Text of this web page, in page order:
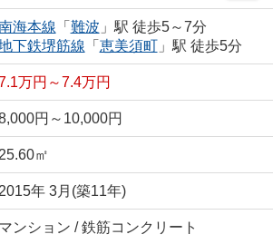
海本線 「 難波 」駅 徒歩5～7分
下鉄堺筋線 「 恵美須町」駅 徒歩5分
万円～7.4万円
円～10,000円
25.60㎡
2015年 3月(築11年)
マンション / 鉄筋コンクリート